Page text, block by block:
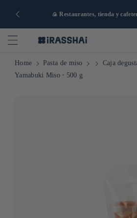
🍙 Restaurantes, tienda y
Home Pasta de miso
Caja
Yamabuki Miso ⋅ 500 g